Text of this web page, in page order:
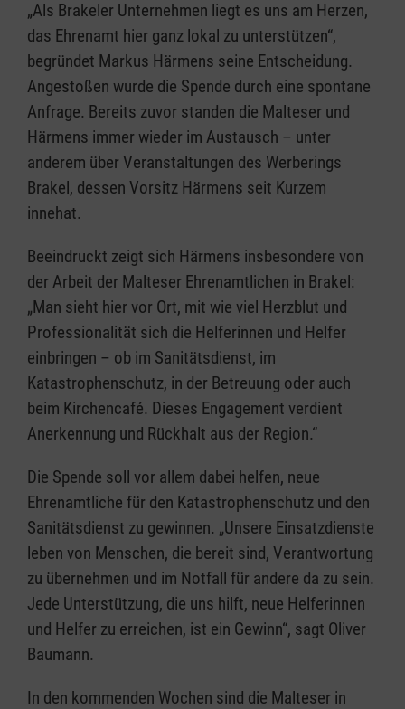
„Als Brakeler Unternehmen liegt es uns am Herzen,
das Ehrenamt hier ganz lokal zu unterstützen“,
begründet Markus Härmens seine Entscheidung.
Angestoßen wurde die Spende durch eine spontane
Anfrage. Bereits zuvor standen die Malteser und
Härmens immer wieder im Austausch – unter
anderem über Veranstaltungen des Werberings
Brakel, dessen Vorsitz Härmens seit Kurzem
innehat.
Beeindruckt zeigt sich Härmens insbesondere von
der Arbeit der Malteser Ehrenamtlichen in Brakel:
„Man sieht hier vor Ort, mit wie viel Herzblut und
Professionalität sich die Helferinnen und Helfer
einbringen – ob im Sanitätsdienst, im
Katastrophenschutz, in der Betreuung oder auch
beim Kirchencafé. Dieses Engagement verdient
Anerkennung und Rückhalt aus der Region.“
Die Spende soll vor allem dabei helfen, neue
Ehrenamtliche für den Katastrophenschutz und den
Sanitätsdienst zu gewinnen. „Unsere Einsatzdienste
leben von Menschen, die bereit sind, Verantwortung
zu übernehmen und im Notfall für andere da zu sein.
Jede Unterstützung, die uns hilft, neue Helferinnen
und Helfer zu erreichen, ist ein Gewinn“, sagt Oliver
Baumann.
In den kommenden Wochen sind die Malteser in